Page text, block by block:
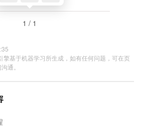
1 / 1
擎基于机器学习所生成，如有任何问题，可在页
通。